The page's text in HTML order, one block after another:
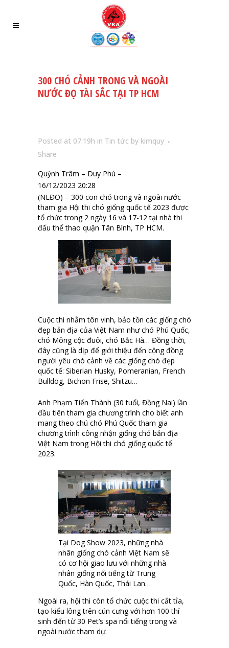
300 CHÓ CẢNH TRONG VÀ NGOÀI
NƯỚC ĐỌ TÀI SẮC TẠI TP HCM
Posted at 07:19h in Tin tức by kimquy
Share
Quỳnh Trâm – Duy Phú –
16/12/2023 20:28
(NLĐO) – 300 con chó trong và ngoài nước
tham gia Hội thi chó giống quốc tế 2023 được
tổ chức trong 2 ngày 16 và 17-12 tại nhà thi
đấu thể thao quận Tân Bình, TP HCM.
Cuộc thi nhằm tôn vinh, bảo tồn các giống chó
đẹp bản địa của Việt Nam như chó Phú Quốc,
chó Mông cộc đuôi, chó Bắc Hà… Đồng thời,
đây cũng là dịp để giới thiệu đến cộng đồng
người yêu chó cảnh về các giống chó đẹp
quốc tế: Siberian Husky, Pomeranian, French
Bulldog, Bichon Frise, Shitzu…
Anh Phạm Tiến Thành (30 tuổi, Đồng Nai) lần
đầu tiên tham gia chương trình cho biết anh
mang theo chú chó Phú Quốc tham gia
chương trình công nhận giống chó bản địa
Việt Nam trong Hội thi chó giống quốc tế
2023.
Tại Dog Show 2023, những nhà
nhân giống chó cảnh Việt Nam sẽ
có cơ hội giao lưu với những nhà
nhân giống nổi tiếng từ Trung
Quốc, Hàn Quốc, Thái Lan…
Ngoài ra, hội thi còn tổ chức cuộc thi cắt tỉa,
tạo kiểu lông trên cún cưng với hơn 100 thí
sinh đến từ 30 Pet’s spa nổi tiếng trong và
ngoài nước tham dự.